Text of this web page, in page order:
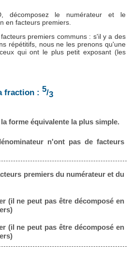
décomposez le numérateur et le
en facteurs premiers.
premiers communs : s'il y a des
répétitifs, nous ne les prenons qu'une
qui ont le plus petit exposant (les
fraction : 5/3
forme équivalente la plus simple.
n'ont pas de facteurs
premiers du numérateur et du
(il ne peut pas être décomposé en
(il ne peut pas être décomposé en